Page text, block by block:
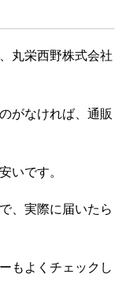
丸栄西野株式会社
がなければ、通販
いです。
、実際に届いたら
もよくチェックし